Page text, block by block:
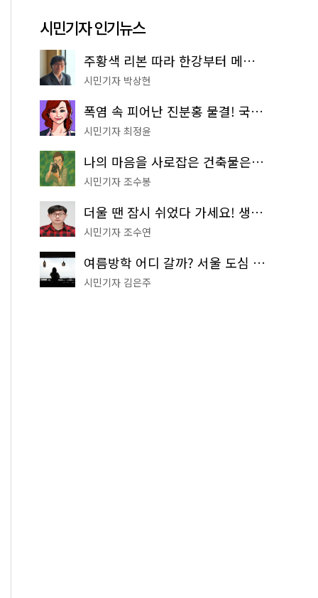
시민기자 인기뉴스
주황색 리본 따라 한강부터 메타세쿼이아 숲길까지…서울둘레길 15코스
시민기자 박상현
폭염 속 피어난 진분홍 물결! 국립중앙박물관 배롱나무 명소
시민기자 최정윤
나의 마음을 사로잡은 건축물은? '서울시 건축상' 수상작 공개!
시민기자 조수봉
더울 땐 잠시 쉬었다 가세요! 생수 냉장고부터 해피소·무더위쉼터까지
시민기자 조수연
여름방학 어디 갈까? 서울 도심 무료 실내 여행 코스 추천
시민기자 김은주